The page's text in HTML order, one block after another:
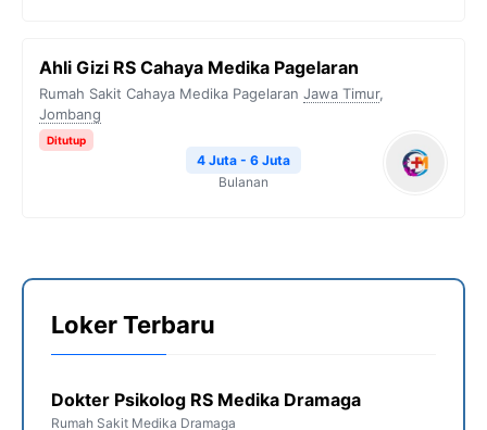
Ahli Gizi RS Cahaya Medika Pagelaran
Rumah Sakit Cahaya Medika Pagelaran Jawa Timur,
Jombang
Ditutup
4 Juta - 6 Juta
Bulanan
Loker Terbaru
Dokter Psikolog RS Medika Dramaga
Rumah Sakit Medika Dramaga